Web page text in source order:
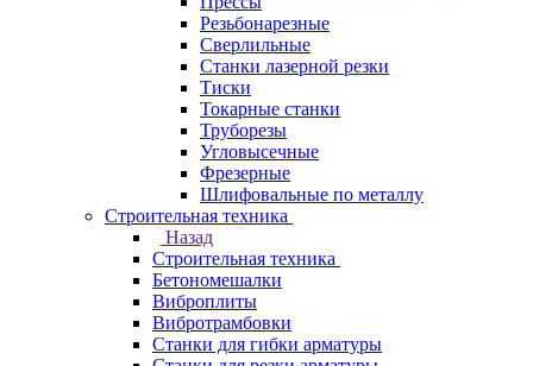
Резьбонарезные
Сверлильные
Станки лазерной резки
Тиски
Токарные станки
Труборезы
Угловысечные
Фрезерные
Шлифовальные по металлу
Строительная техника
Назад
Строительная техника
Бетономешалки
Виброплиты
Вибротрамбовки
Станки для гибки арматуры